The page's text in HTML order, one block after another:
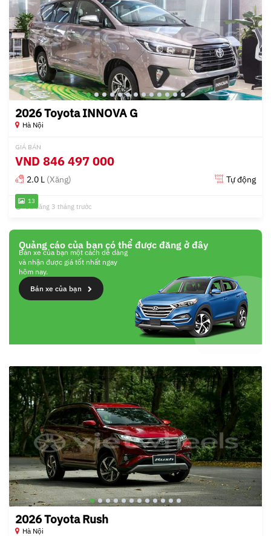
13
2026 Toyota INNOVA G
Hà Nội
GIÁ BÁN
VND 846 497 000
2.0 L (Xăng) Tự động
Đã đăng 3 tháng trước
Quảng cáo của bạn có thể được đăng ở đây
Bán xe của bạn một cách dễ dàng
và nhận được giá tốt nhất ngay
hôm nay.
Bán xe của bạn
2026 Toyota Rush
Hà Nội